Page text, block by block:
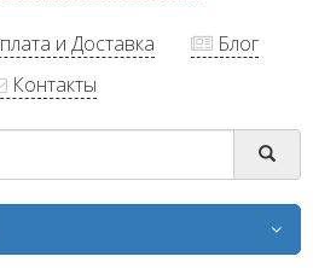
и Доставка
Блог
Контакты